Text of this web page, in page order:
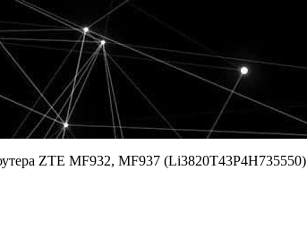
ZTE MF932, MF937 (Li3820T43P4H735550)